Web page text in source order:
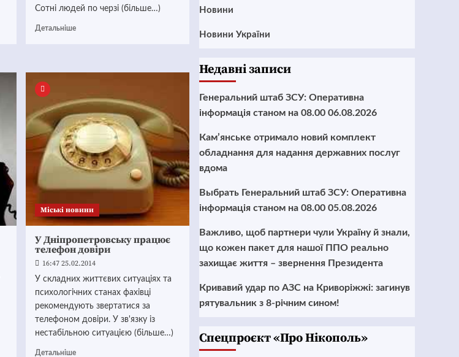
Сотні людей по черзі (більше…)
Детальніше
Mіські новини
У Дніпропетровську працює
телефон довіри
16:47 25.02.2014
У складних життєвих ситуаціях та
психологічних станах фахівці
рекомендують звертатися за
телефоном довіри. У зв'язку із
нестабільною ситуацією (більше…)
Детальніше
Новини
Новини України
Недавні записи
Генеральний штаб ЗСУ: Оперативна
інформація станом на 08.00 06.08.2026
Кам’янське отримало новий комплект
обладнання для надання державних послуг
вдома
Выбрать Генеральний штаб ЗСУ: Оперативна
інформація станом на 08.00 05.08.2026
Важливо, щоб партнери чули Україну й знали,
що кожен пакет для нашої ППО реально
захищає життя – звернення Президента
Кривавий удар по АЗС на Криворіжжі: загинув
рятувальник з 8-річним сином!
Cпецпроєкт «Про Нікополь»